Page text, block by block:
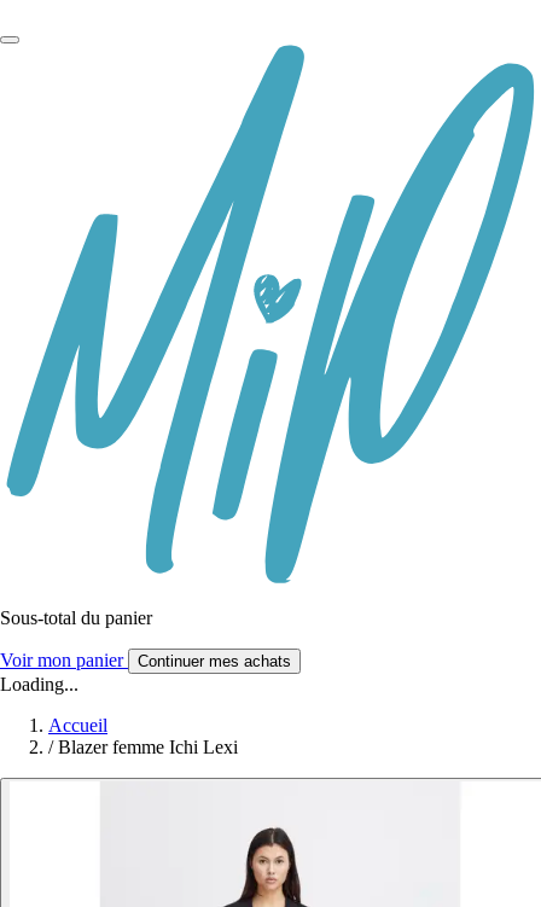
Sous-total du panier
Voir mon panier Continuer mes achats
Loading...
Accueil
/ Blazer femme Ichi Lexi